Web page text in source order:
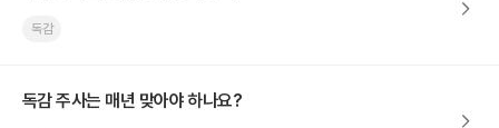
독감
독감 주사는 매년 맞아야 하나요?